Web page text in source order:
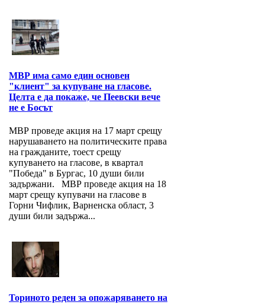
МВР има само един основен
"клиент" за купуване на гласове.
Целта е да покаже, че Пеевски вече
не е Босът
МВР проведе акция на 17 март срещу
нарушаването на политическите права
на гражданите, тоест срещу
купуването на гласове, в квартал
"Победа" в Бургас, 10 души били
задържани. МВР проведе акция на 18
март срещу купувачи на гласове в
Горни Чифлик, Варненска област, 3
души били задържа...
Ториното реден за опожаряването на